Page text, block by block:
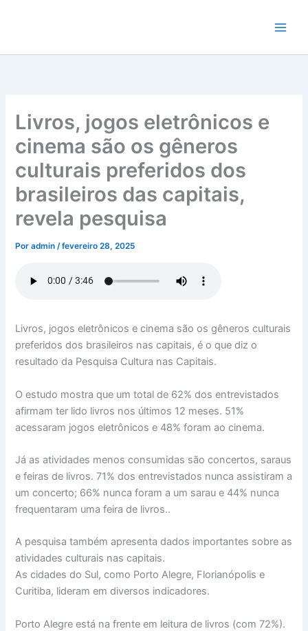
conteúdo
Livros, jogos eletrônicos e
cinema são os gêneros
culturais preferidos dos
brasileiros das capitais,
revela pesquisa
Poradmin/fevereiro 28, 2025
Livros, jogos eletrônicos e cinema são os gêneros culturais
preferidos dos brasileiros nas capitais, é o que diz o
resultado da Pesquisa Cultura nas Capitais.
O estudo mostra que um total de 62% dos entrevistados
afirmam ter lido livros nos últimos 12 meses. 51%
acessaram jogos eletrônicos e 48% foram ao cinema.
Já as atividades menos consumidas são concertos, saraus
e feiras de livros. 71% dos entrevistados nunca assistiram a
um concerto; 66% nunca foram a um sarau e 44% nunca
frequentaram uma feira de livros..
A pesquisa também apresenta dados importantes sobre as
atividades culturais nas capitais.
As cidades do Sul, como Porto Alegre, Florianópolis e
Curitiba, lideram em diversos indicadores.
Porto Alegre está na frente em leitura de livros (com 72%).